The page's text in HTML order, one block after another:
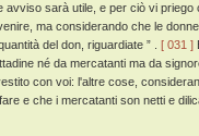
avviso sarà utile, e per ciò vi
ma considerando che le
del don, riguardiate ” . [ 031 ]
né da mercatanti ma da
con voi: l'altre cose,
e che i mercatanti son netti e